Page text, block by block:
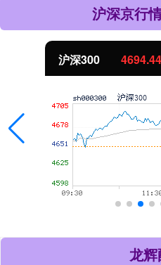
沪深京行
0.93%
龙